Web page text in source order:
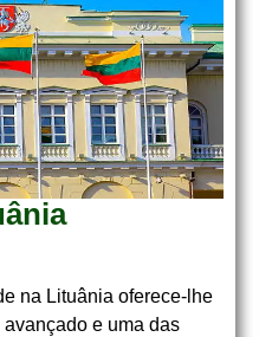
na Lituânia oferece-lhe
e uma das